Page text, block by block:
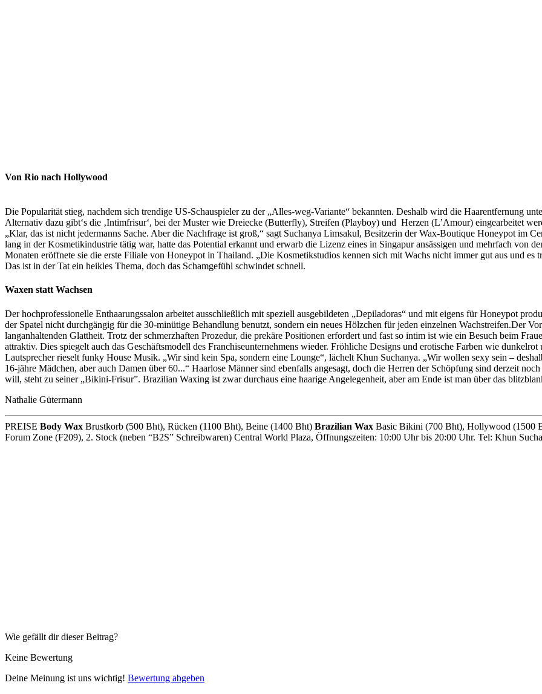
Von Rio nach Hollywood
Die Popularität stieg, nachdem sich trendige US-Schauspieler zu der „Alles-weg-Variante“ bekannten. Deshalb wird die Haarentfernung
Alternativ dazu gibt‘s die ‚Intimfrisur‘, bei der Muster wie Dreiecke (Butterfly), Streifen (Playboy) und Herzen (L’Amour) eingearbeitet
„Klar, das ist nicht jedermanns Sache. Aber die Nachfrage ist groß,“ sagt Suchanya Limsakul, Besitzerin der Wax-Boutique Honeypot im
lang in der Kosmetikindustrie tätig war, hatte das Potential erkannt und erwarb die Lizenz eines in Singapur ansässigen und mehrfach von
Monaten eröffnete sie die erste Filiale von Honeypot in Thailand. „Die Kosmetikstudios kennen sich mit Wachs nicht immer gut aus und es
Das ist in der Tat ein heikles Thema, doch das Schamgefühl schwindet schnell.
Waxen statt Wachsen
Der hochprofessionelle Enthaarungssalon arbeitet ausschließlich mit speziell ausgebildeten „Depiladoras“ und mit eigens für Honeypot
der Spatel nicht durchgängig für die 30-minütige Behandlung benutzt, sondern ein neues Hölzchen für jeden einzelnen Wachstreifen.Der
langanhaltenden Glattheit. Trotz der schmerzhaften Prozedur, die prekäre Positionen erfordert und fast so intim ist wie ein Besuch beim
attraktiv. Dies spiegelt auch das Geschäftsmodell des Franchiseunternehmens wieder. Fröhliche Designs und erotische Farben wie
Lautsprecher rieselt funky House Musik. „Wir sind kein Spa, sondern eine Lounge“, lächelt Khun Suchanya. „Wir wollen sexy sein –
16-jähre Mädchen, aber auch Damen über 60...“ Haarlose Männer sind ebenfalls angesagt, doch die Herren der Schöpfung sind derzeit
will, steht zu seiner „Bikini-Frisur”. Brazilian Waxing ist zwar durchaus eine haarige Angelegenheit, aber am Ende ist man über das
Nathalie Gütermann
PREISE Body Wax Brustkorb (500 Bht), Rücken (1100 Bht), Beine (1400 Bht) Brazilian Wax Basic Bikini (700 Bht), Hollywood (1500
Forum Zone (F209), 2. Stock (neben “B2S” Schreibwaren) Central World Plaza, Öffnungszeiten: 10:00 Uhr bis 20:00 Uhr. Tel: Khun
Wie gefällt dir dieser Beitrag?
Keine Bewertung
Deine Meinung ist uns wichtig! Bewertung abgeben